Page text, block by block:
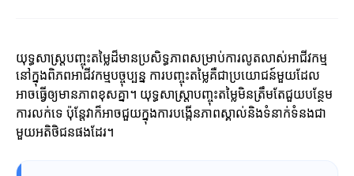
យុទ្ធសាស្ត្របញ្ចុះតម្លៃដ៏មានប្រសិទ្ធភាពសម្រាប់ការលូតលាស់អាជីវកម្ម
នៅក្នុងពិភពអាជីវកម្មបច្ចុប្បន្ន ការបញ្ចុះតម្លៃគឺជាប្រយោជន៍មួយដែល
អាចធ្វើឲ្យមានភាពខុសគ្នា។ យុទ្ធសាស្ត្រាបញ្ចុះតម្លៃមិនត្រឹមតែជួយបន្ថែម
ការលក់ទេ ប៉ុន្តែវាក៏អាចជួយក្នុងការបង្កើនភាពស្គាល់និងទំនាក់ទំនងជា
មួយអតិថិជនផងដែរ។